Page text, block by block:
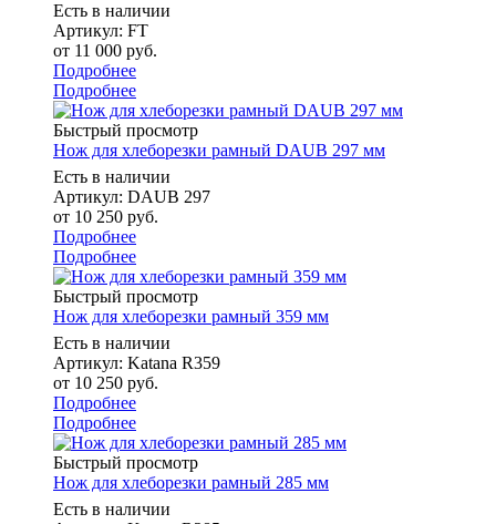
Есть в наличии
Артикул: FT
от 11 000 руб.
Подробнее
Подробнее
Быстрый просмотр
Нож для хлеборезки рамный DAUB 297 мм
Есть в наличии
Артикул: DAUB 297
от 10 250 руб.
Подробнее
Подробнее
Быстрый просмотр
Нож для хлеборезки рамный 359 мм
Есть в наличии
Артикул: Katana R359
от 10 250 руб.
Подробнее
Подробнее
Быстрый просмотр
Нож для хлеборезки рамный 285 мм
Есть в наличии